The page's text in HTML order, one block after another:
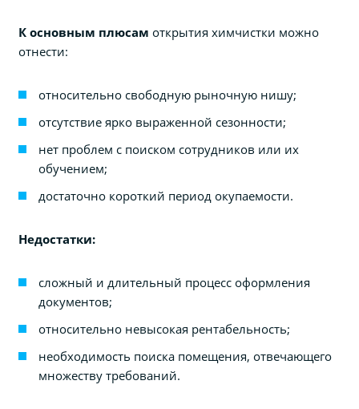
К основным плюсамоткрытия химчистки можно
отнести:
относительно свободную рыночную нишу;
отсутствие ярко выраженной сезонности;
нет проблем с поиском сотрудников или их
обучением;
достаточно короткий период окупаемости.
Недостатки:
сложный и длительный процесс оформления
документов;
относительно невысокая рентабельность;
необходимость поиска помещения, отвечающего
множеству требований.